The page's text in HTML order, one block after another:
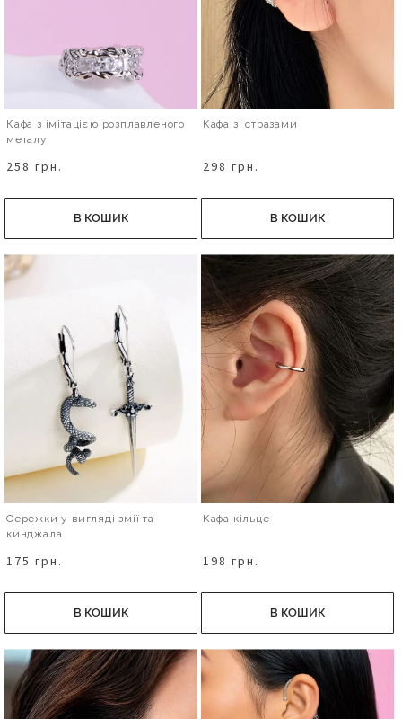
Кафа з імітацією розплавленого
металу
258 грн.
В КОШИК
Кафа зі стразами
298 грн.
В КОШИК
Сережки у вигляді змії та
кинджала
175 грн.
В КОШИК
Кафа кільце
198 грн.
В КОШИК